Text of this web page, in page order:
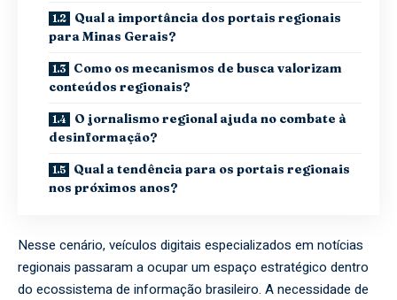
Qual a importância dos portais regionais
para Minas Gerais?
Como os mecanismos de busca valorizam
conteúdos regionais?
O jornalismo regional ajuda no combate à
desinformação?
Qual a tendência para os portais regionais
nos próximos anos?
Nesse cenário, veículos digitais especializados em notícias
regionais passaram a ocupar um espaço estratégico dentro
do ecossistema de informação brasileiro. A necessidade de